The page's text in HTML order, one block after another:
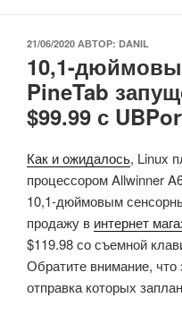
ОПУБЛИКОВАНО
21/06/2020 АВТОР: DANIL
10,1-
PineTab
$99.99 с
Как и ожидалось, Linux
процессором Allwinner
10,1-дюймовым
продажу в интернет
$119.98 со съемной
Обратите внимание,
отправка которых